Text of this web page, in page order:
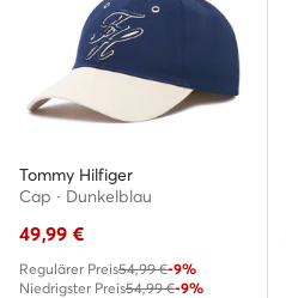
Tommy Hilfiger
Cap · Dunkelblau
49,99 €
Regulärer Preis54,99 €-9%
Niedrigster Preis54,99 €-9%